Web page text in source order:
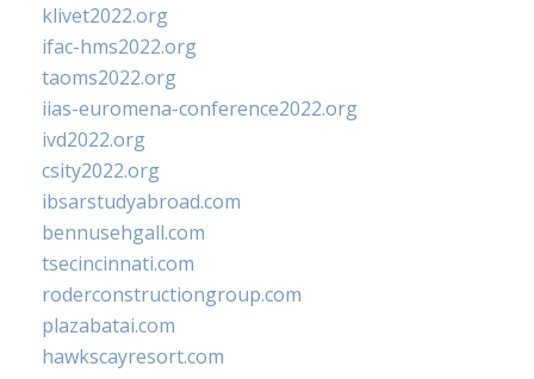
klivet2022.org
ifac-hms2022.org
taoms2022.org
iias-euromena-conference2022.org
ivd2022.org
csity2022.org
ibsarstudyabroad.com
bennusehgall.com
tsecincinnati.com
roderconstructiongroup.com
plazabatai.com
hawkscayresort.com